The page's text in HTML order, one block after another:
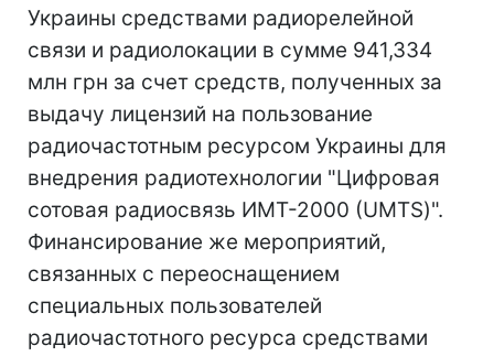
Украины средствами радиорелейной
связи и радиолокации в сумме 941,334
млн грн за счет средств, полученных за
выдачу лицензий на пользование
радиочастотным ресурсом Украины для
внедрения радиотехнологии "Цифровая
сотовая радиосвязь ИМТ-2000 (UMTS)".
Финансирование же мероприятий,
связанных с переоснащением
специальных пользователей
радиочастотного ресурса средствами